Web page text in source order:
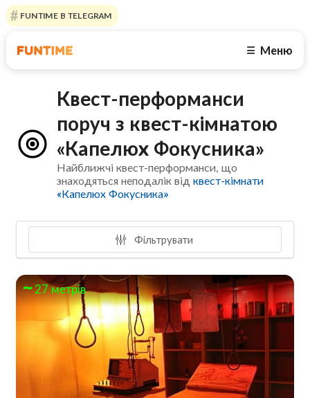
FUNTIME В TELEGRAM
☰ Меню
Квест-перформанси
поруч з квест-кімнатою
«Капелюх Фокусника»
Найближчі квест-перформанси, що
знаходяться неподалік відквест-кімнати
«Капелюх Фокусника»
Фільтрувати
27 метрів